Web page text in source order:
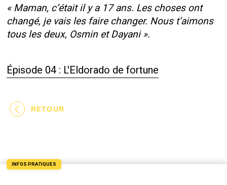
« Maman, c’était il y a 17 ans. Les choses ont
changé, je vais les faire changer. Nous t’aimons
tous les deux, Osmin et Dayani ».
Épisode 04 : L'Eldorado de fortune
RETOUR
INFOS PRATIQUES